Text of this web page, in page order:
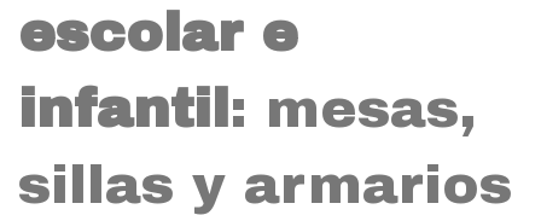
escolar e
infantil : mesas,
sillas y armarios